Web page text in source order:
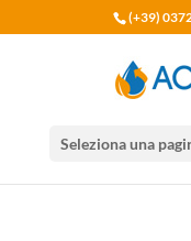
(+39)
Seleziona una